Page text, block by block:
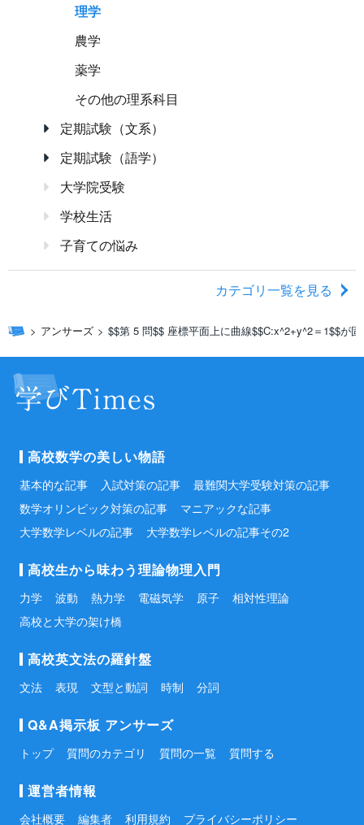
理学
農学
薬学
その他の理系科目
定期試験（文系）
定期試験（語学）
大学院受験
学校生活
子育ての悩み
カテゴリ一覧を見る
アンサーズ $$第 5 問$$ 座標平面上に曲線$$C:x^2+y^2＝1$$が
高校数学の美しい物語
基本的な記事 入試対策の記事
最難関大学受験対策の記事
数学オリンピック対策の記事
マニアックな記事
大学数学レベルの記事
大学数学レベルの記事その2
高校生から味わう理論物理入門
力学 波動 熱力学 電磁気学 原子
相対性理論
高校と大学の架け橋
高校英文法の羅針盤
文法 表現 文型と動詞 時制 分詞
Q&A掲示板 アンサーズ
トップ 質問のカテゴリ 質問の一覧 質問する
運営者情報
会社概要 編集者 利用規約 プライバシーポリシー